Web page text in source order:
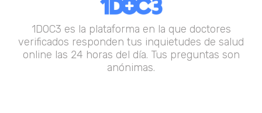
1DOC3 es la plataforma en la que doctores
verificados responden tus inquietudes de salud
online las 24 horas del día. Tus preguntas son
anónimas.